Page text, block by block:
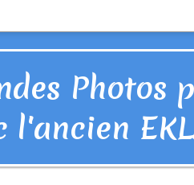
Photos
l'ancien